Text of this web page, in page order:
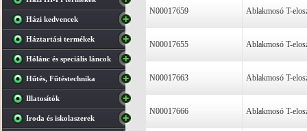
Házi kedvencek
Háztartási termékek
Hólánc és speciális láncok
Hűtés, Fűtéstechnika
Illatosítók
Iroda és iskolaszerek
N00017659 Ablakmosó T-
N00017655 Ablakmosó T-
N00017663 Ablakmosó T-
N00017666 Ablakmosó T-